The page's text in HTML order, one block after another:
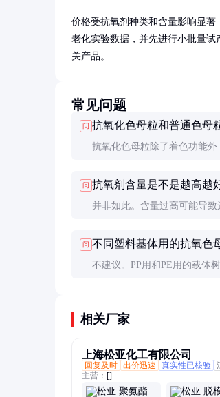
价格受抗氧剂种类和含量影响显
老化实验数据，并先进行小批量
关产品。
常见问题
问 抗氧化色母粒和普通色母
抗氧化色母粒除了着色功能
额外添加抗氧剂。前者工艺更
问 抗氧剂含量是不是越高越
并非如此。含量过高可能导
键是要选对抗氧剂类型和保证
问 不同塑料基体用的抗氧色
不建议。PP用和PE用的载体
相关厂家
上海松亚化工有限公司
回复及时 出价迅速 真实性已核验
主营： []